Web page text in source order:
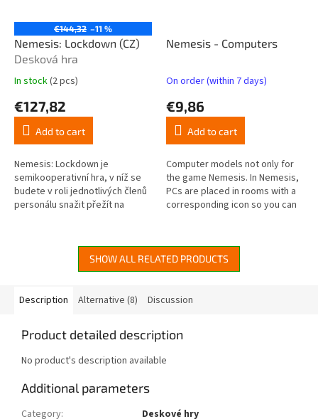
€144,32 –11 %
Nemesis: Lockdown (CZ)
Desková hra
The
product
rating
out
of
5
stars.
In stock(2 pcs)
€127,82
Add to cart
Nemesis: Lockdown je
semikooperativní hra, v níž se
budete v roli jednotlivých členů
personálu snažit přežít na
Nemesis - Computers
The
product
rating
out
of
5
stars.
On order (within 7 days)
€9,86
Add to cart
Computer models not only for
the game Nemesis. In Nemesis,
PCs are placed in rooms with a
corresponding icon so you can
SHOW ALL RELATED PRODUCTS
Description Alternative (8) Discussion
Product detailed description
No product's description available
Additional parameters
Category:
Deskové hry